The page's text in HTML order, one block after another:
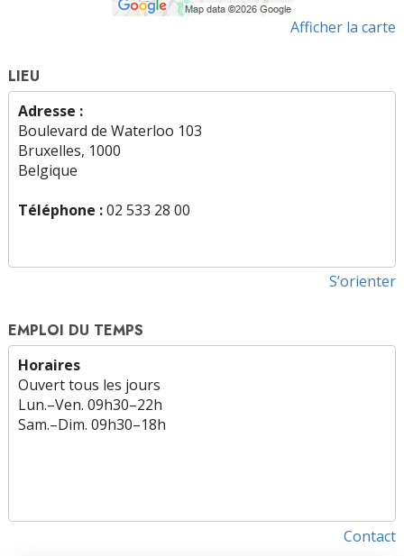
Afficher la carte
LIEU
Adresse :
Boulevard de Waterloo 103
Bruxelles, 1000
Belgique
Téléphone :02 533 28 00
S’orienter
EMPLOI DU TEMPS
Horaires
Ouvert tous les jours
Lun.–Ven. 09h30–22h
Sam.–Dim. 09h30–18h
Contact